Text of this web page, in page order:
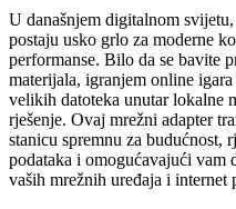
U današnjem digitalnom
postaju usko grlo za moderne
performanse. Bilo da se bavite
materijala, igranjem online
velikih datoteka unutar lokalne
rješenje. Ovaj mrežni adapter
stanicu spremnu za budućnost,
podataka i omogućavajući vam
vaših mrežnih uređaja i internet